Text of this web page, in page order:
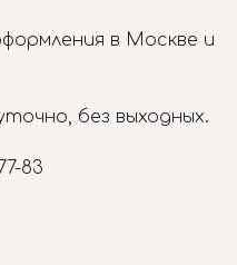
в Москве и
без выходных.
83